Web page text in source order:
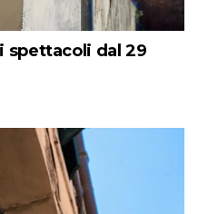
spettacoli dal 29